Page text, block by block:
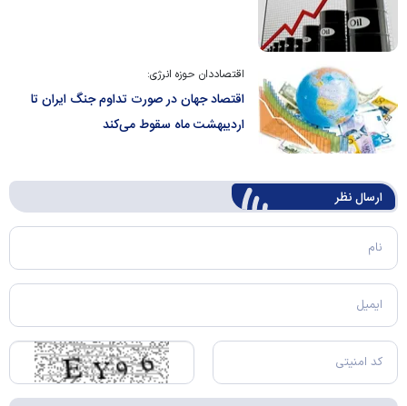
اقتصاددان حوزه انرژی:
اقتصاد جهان در صورت تداوم جنگ ایران تا
اردیبهشت ماه سقوط می‌کند
ارسال‌ نظر